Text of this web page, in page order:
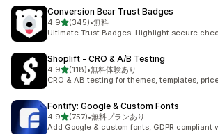
Conversion Bear Trust Badges
4.95つ星中
(345)
合計レビュー数：345件
•無料
Ultimate Trust Badges: Highlight secure
Shoplift ‑ CRO & A/B Testing
4.95つ星中
(118)
合計レビュー数：118件
•無料体験あり
CRO & AB testing for themes, templates,
Fontify: Google & Custom Fonts
4.95つ星中
(757)
合計レビュー数：757件
•無料プランあり
Add Google & custom fonts, GDPR compliant